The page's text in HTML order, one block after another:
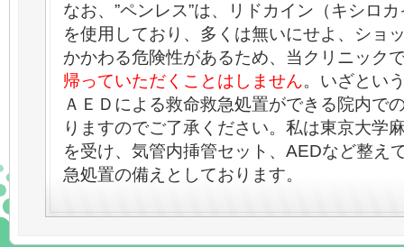
なお、”ペンレス”は、リドカイン（キシロ
を使用しており、多くは無いにせよ、ショ
かかわる危険性があるため、当クリニック
帰っていただくことはしません。いざとい
ＡＥＤによる救命救急処置ができる院内で
りますのでご了承ください。私は東京大学
を受け、気管内挿管セット、AEDなど整え
急処置の備えとしております。